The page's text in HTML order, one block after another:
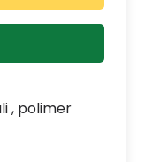
, polimer